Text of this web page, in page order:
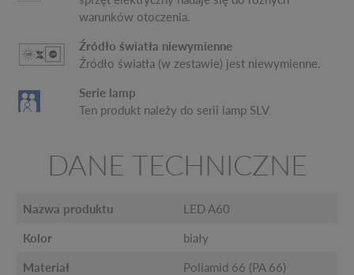
warunków otoczenia.
Źródło światła niewymienne
Źródło światła (w zestawie) jest niewymienne.
Serie lamp
Ten produkt należy do serii lamp SLV
DANE TECHNICZNE
Nazwa produktu LED A60
Kolor biały
Materiał Poliamid 66 (PA 66)